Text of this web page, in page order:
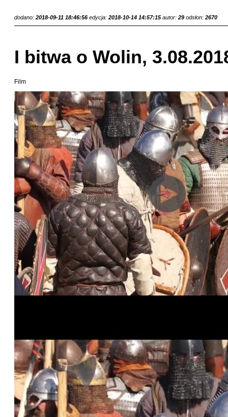
dodano: 2018-09-11 18:46:56 edycja: 2018-10-14 14:57:15 autor: 29 odsłon: 2670
I bitwa o Wolin,
Film